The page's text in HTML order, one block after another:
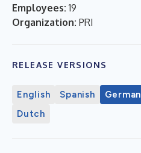
Employees: 19
Organization: PRI
RELEASE VERSIONS
English Spanish German
Dutch